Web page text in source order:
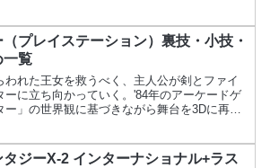
（プレイステーション）裏技・小技・
一覧
われた王女を救うべく、主人公が剣とファイ
ーに立ち向かっていく。'84年のアーケードゲ
ー」の世界観に基づきながら舞台を3Dに再構
ジーX-2 インターナショナル+ラス